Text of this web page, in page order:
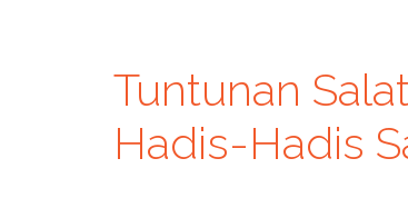
Tuntunan
Hadis-Hadis